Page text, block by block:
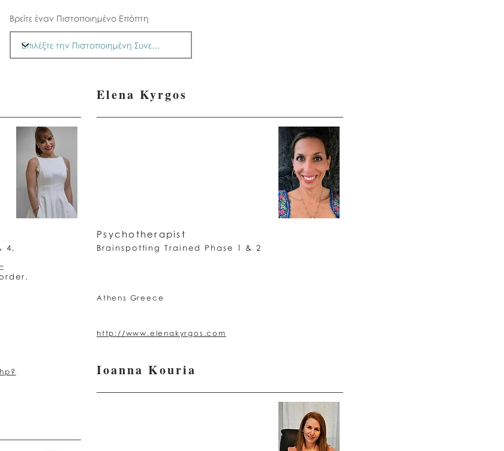
Βρείτε έναν Πιστοποιημένο Επόπτη
4,
Elena Kyrgos
Psychotherapist
Brainspotting Trained Phase 1 & 2
Athens Greece
http://www.elenakyrgos.com
Ioanna Kouria